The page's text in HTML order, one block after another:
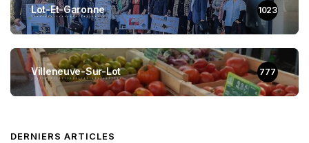
Lot-Et-Garonne 1023
Villeneuve-Sur-Lot 777
DERNIERS ARTICLES